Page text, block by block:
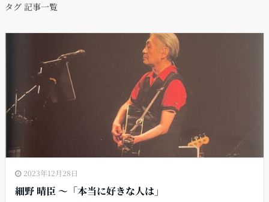
タグ 記事一覧
2023年12月28日
細野 晴臣 〜「本当に好きな人は」